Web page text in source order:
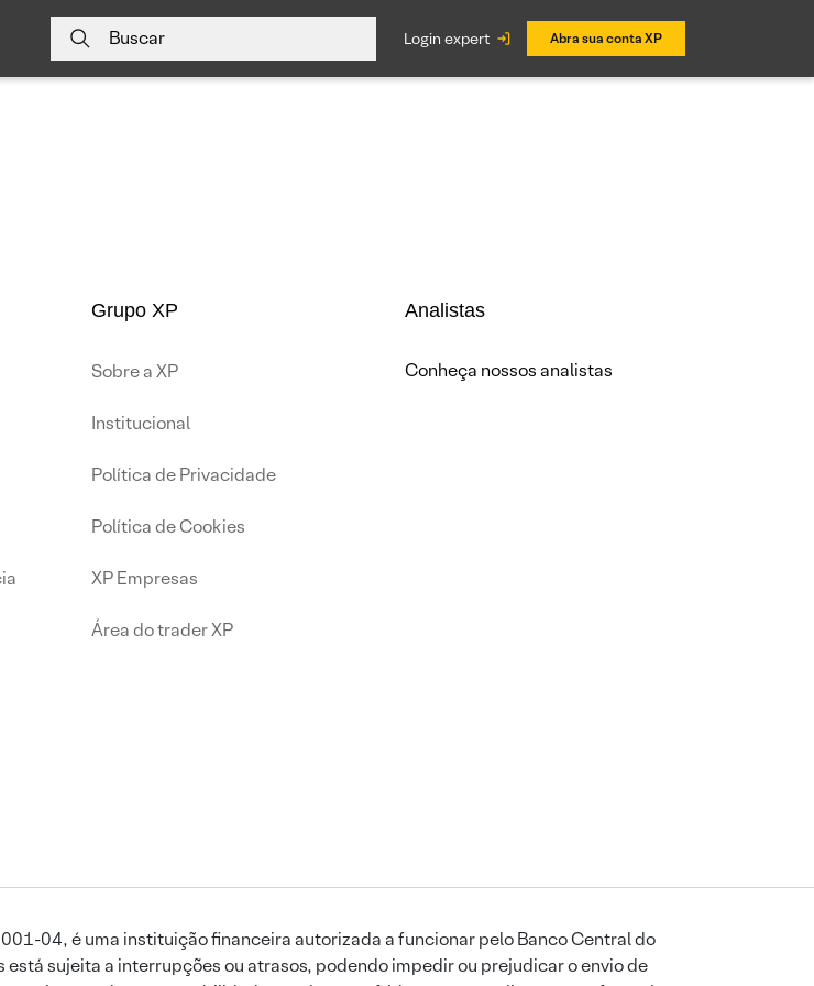
Buscar login expert Abra sua conta XP
Grupo XP
Sobre a XP
Institucional
Política de Privacidade
Política de Cookies
XP Empresas
Área do trader XP
Analistas
Conheça nossos analistas
04, é uma instituição financeira autorizada a funcionar pelo Banco Central do
sujeita a interrupções ou atrasos, podendo impedir ou prejudicar o envio de